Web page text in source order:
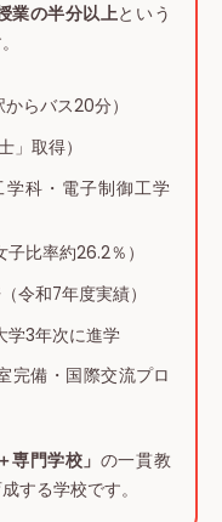
業の半分以上という
らバス20分）
」取得）
科・電子制御工学
比率約26.2％）
令和7年度実績）
学3年次に進学
完備・国際交流プロ
専門学校」 の一貫教
する学校です。